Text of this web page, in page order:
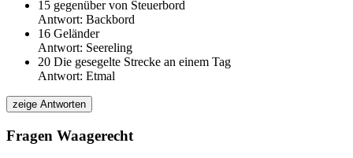
15 gegenüber von Steuerbord
Antwort: Backbord
16 Geländer
Antwort: Seereling
20 Die gesegelte Strecke an einem Tag
Antwort: Etmal
Fragen Waagerecht